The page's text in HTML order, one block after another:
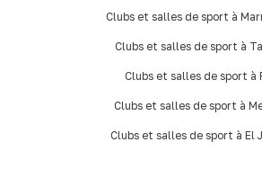
Clubs et salles de sport à
Clubs et salles de sport à
Clubs et salles de sport à
Clubs et salles de sport à
Clubs et salles de sport à El